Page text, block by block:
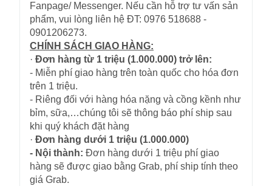
Fanpage/ Messenger. Nếu cần hỗ trợ tư vấn sản
phẩm, vui lòng liên hệ ĐT: 0976 518688 -
0901206273.
CHÍNH SÁCH GIAO HÀNG:
· Đơn hàng từ 1 triệu (1.000.000) trở lên:
- Miễn phí giao hàng trên toàn quốc cho hóa đơn
trên 1 triệu.
- Riêng đối với hàng hóa nặng và cồng kềnh như
bỉm, sữa,…chúng tôi sẽ thông báo phí ship sau
khi quý khách đặt hàng
· Đơn hàng dưới 1 triệu (1.000.000)
- Nội thành: Đơn hàng dưới 1 triệu phí giao
hàng sẽ được giao bằng Grab, phí ship tính theo
giá Grab.